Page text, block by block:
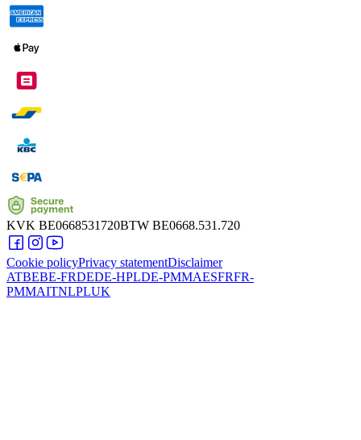
KVK BE0668531720BTW BE0668.531.720
Cookie policyPrivacy statementDisclaimer
ATBEBE-FRDEDE-HPLDE-PMMAESFRFR-
PMMAITNLPLUK